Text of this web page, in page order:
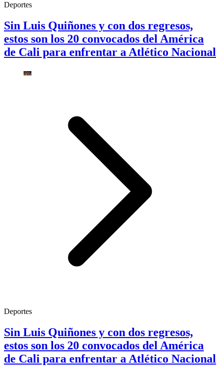
Deportes
Sin Luis Quiñones y con dos regresos,
estos son los 20 convocados del América
de Cali para enfrentar a Atlético Nacional
Deportes
Sin Luis Quiñones y con dos regresos,
estos son los 20 convocados del América
de Cali para enfrentar a Atlético Nacional